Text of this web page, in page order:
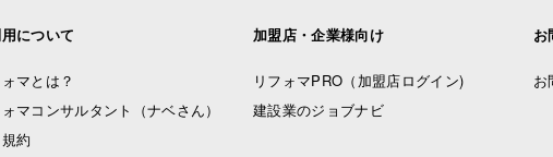
について
マとは？
マコンサルタント（ナベさん）
約
加盟店・企業様向け
リフォマPRO （加盟店ログイン)
建設業のジョブナビ
お
お